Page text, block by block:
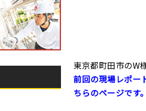
東京都町田市のW
前回の現場レポー
ちらのページです。